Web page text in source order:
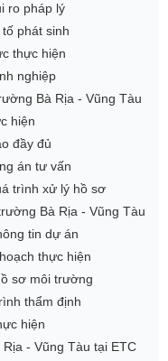
ro pháp lý
phát sinh
thực hiện
nghiệp
Bà Rịa - Vũng Tàu
hiện
đầy đủ
án tư vấn
trình xử lý hồ sơ
Bà Rịa - Vũng Tàu
tin dự án
thực hiện
sơ môi trường
thẩm định
hiện
- Vũng Tàu tại ETC